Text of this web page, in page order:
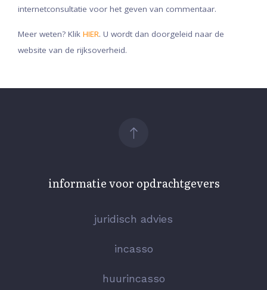
internetconsultatie voor het geven van commentaar.
Meer weten? Klik HIER. U wordt dan doorgeleid naar de
website van de rijksoverheid.
informatie voor opdrachtgevers
juridisch advies
incasso
huurincasso